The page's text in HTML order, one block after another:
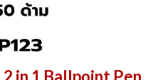
in 1 Ballpoint Pen